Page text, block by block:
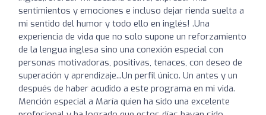
sentimientos y emociones e incluso dejar rienda suelta a
mi sentido del humor y todo ello en inglés! .Una
experiencia de vida que no solo supone un reforzamiento
de la lengua inglesa sino una conexión especial con
personas motivadoras, positivas, tenaces, con deseo de
superación y aprendizaje...Un perfil único. Un antes y un
después de haber acudido a este programa en mi vida.
Mención especial a María quien ha sido una excelente